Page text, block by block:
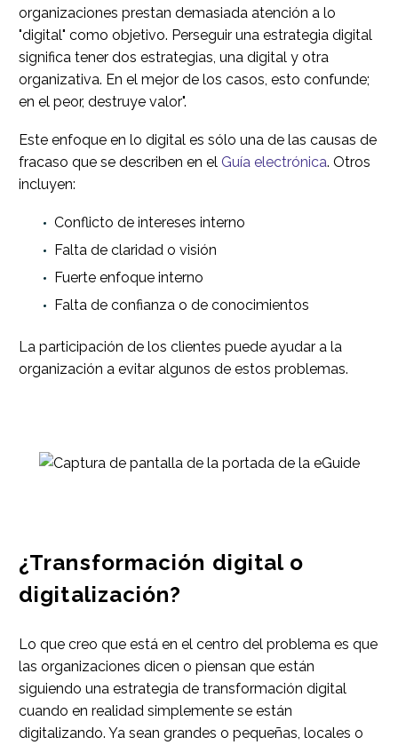
organizaciones prestan demasiada atención a lo
"digital" como objetivo. Perseguir una estrategia digital
significa tener dos estrategias, una digital y otra
organizativa. En el mejor de los casos, esto confunde;
en el peor, destruye valor".
Este enfoque en lo digital es sólo una de las causas de
fracaso que se describen en el Guía electrónica. Otros
incluyen:
Conflicto de intereses interno
Falta de claridad o visión
Fuerte enfoque interno
Falta de confianza o de conocimientos
La participación de los clientes puede ayudar a la
organización a evitar algunos de estos problemas.
¿Transformación digital o
digitalización?
Lo que creo que está en el centro del problema es que
las organizaciones dicen o piensan que están
siguiendo una estrategia de transformación digital
cuando en realidad simplemente se están
digitalizando. Ya sean grandes o pequeñas, locales o